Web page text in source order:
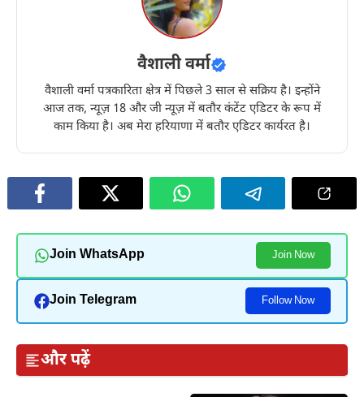
वैशाली वर्मा
वैशाली वर्मा पत्रकारिता क्षेत्र में पिछले 3 साल से सक्रिय है। इन्होंने
आज तक, न्यूज़ 18 और जी न्यूज़ में बतौर कंटेंट एडिटर के रूप में
काम किया है। अब मेरा हरियाणा में बतौर एडिटर कार्यरत है।
Join WhatsApp Join Now
Join Telegram Follow Now
और पढ़ें